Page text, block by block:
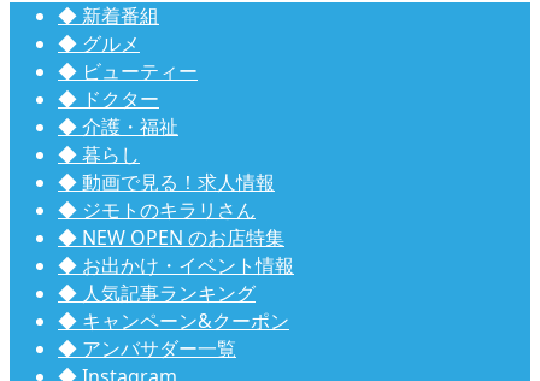
◆ 新着番組
◆ グルメ
◆ ビューティー
◆ ドクター
◆ 介護・福祉
◆ 暮らし
◆ 動画で見る！求人情報
◆ ジモトのキラリさん
◆ NEW OPEN のお店特集
◆ お出かけ・イベント情報
◆ 人気記事ランキング
◆ キャンペーン&クーポン
◆ アンバサダー一覧